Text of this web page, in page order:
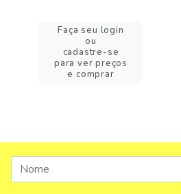
Faça seu login
ou
cadastre-se
para ver preços
e comprar